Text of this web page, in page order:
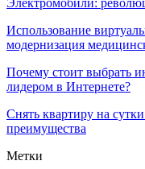
Использование
модернизация
Почему стоит выбрать
лидером в Интернете?
Снять квартиру на
преимущества
Метки